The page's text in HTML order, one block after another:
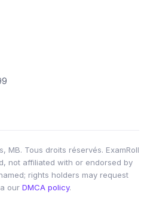
MB. Tous droits réservés. ExamRoll
not affiliated with or endorsed by
rights holders may request
our DMCA policy.